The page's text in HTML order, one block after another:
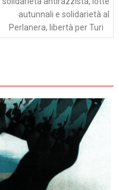
autunnali e solidarietà al
Perlanera, libertà per Turi